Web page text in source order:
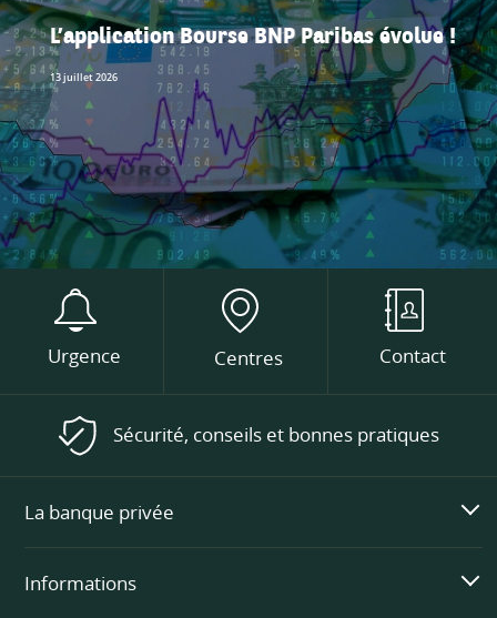
L’application Bourse BNP Paribas évolue !
13 juillet 2026
Urgence Centres Contact
Sécurité, conseils et bonnes pratiques
La banque privée
Informations